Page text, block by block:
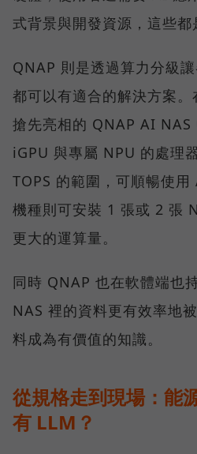
式背景與開發資源，這些都
QNAP 則是透過算力分級
都可以有適合的解決方案
搶先亮相的 QNAP AI NAS
iGPU 與專屬 NPU 的處理
TOPS 的範圍，可順暢使
機種則可安裝 1 張或 2 張
更大的運算量。
同時 QNAP 也在軟體端也
NAS 裡的資料更有效率地
料成為有價值的知識。
從規格走到現場：能
有 LLM？